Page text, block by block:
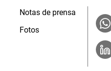
Notas de prensa
Fotos